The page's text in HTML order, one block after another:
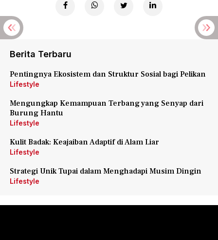
Berita Terbaru
Pentingnya Ekosistem dan Struktur Sosial bagi Pelikan
Lifestyle
Mengungkap Kemampuan Terbang yang Senyap dari
Burung Hantu
Lifestyle
Kulit Badak: Keajaiban Adaptif di Alam Liar
Lifestyle
Strategi Unik Tupai dalam Menghadapi Musim Dingin
Lifestyle